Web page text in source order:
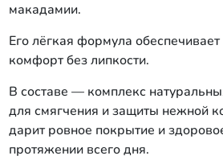
макадамии.
Его лёгкая формула обеспечивает
комфорт без липкости.
В составе — комплекс
для смягчения и защиты нежной
дарит ровное покрытие и
протяжении всего дня.